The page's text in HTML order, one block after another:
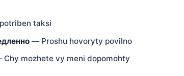
taksi
— Proshu hovoryty povilno
mozhete vy meni dopomohty